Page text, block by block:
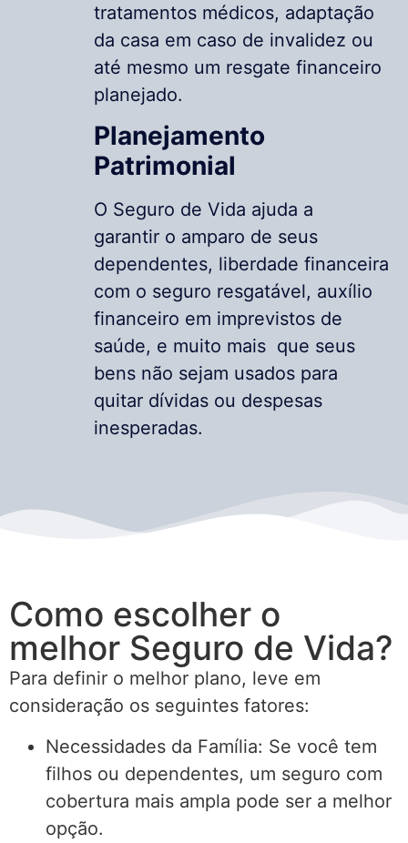
tratamentos médicos, adaptação
da casa em caso de invalidez ou
até mesmo um resgate financeiro
planejado.
Planejamento
Patrimonial
O Seguro de Vida ajuda a
garantir o amparo de seus
dependentes, liberdade financeira
com o seguro resgatável, auxílio
financeiro em imprevistos de
saúde, e muito mais que seus
bens não sejam usados para
quitar dívidas ou despesas
inesperadas.
Como escolher o
melhor Seguro de Vida?
Para definir o melhor plano, leve em
consideração os seguintes fatores:
Necessidades da Família: Se você tem
filhos ou dependentes, um seguro com
cobertura mais ampla pode ser a melhor
opção.